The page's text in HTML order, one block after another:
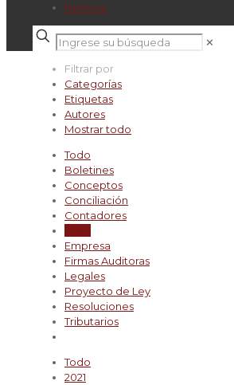
Noticias
✕
Filtrar por
Categorías
Etiquetas
Autores
Mostrar todo
Todo
Boletines
Conceptos
Conciliación
Contadores
Empresa
Firmas Auditoras
Legales
Proyecto de Ley
Resoluciones
Tributarios
Todo
2021